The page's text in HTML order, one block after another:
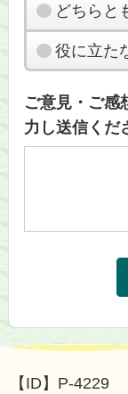
どちらと
役に立た
ご意見・ご感
力し送信くだ
【ID】 P-4229